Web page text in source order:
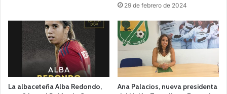
29 de febrero de 2024
La albaceteña Alba Redondo,
Ana Palacios, nueva presidenta